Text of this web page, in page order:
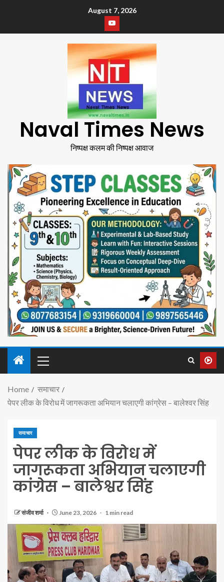
August 7, 2026
Naval Times News
निष्पक्ष कलम की निष्पक्ष आवाज
Home
समाचार
पेपर लीक के विरोध में जागरूकता अभियान चलाएगी कांग्रेस – बालेश्वर सिंह
समाचार
पेपर लीक के विरोध में
जागरूकता अभियान चलाएगी
कांग्रेस – बालेश्वर सिंह
संजीव शर्मा June 23, 2026 1 min read